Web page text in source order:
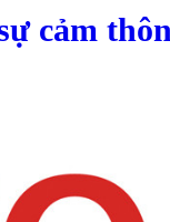
cảm